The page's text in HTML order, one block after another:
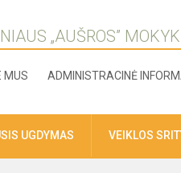
„AUŠROS”
MUS ADMINISTRACINĖ
UGDYMAS VEIKLOS